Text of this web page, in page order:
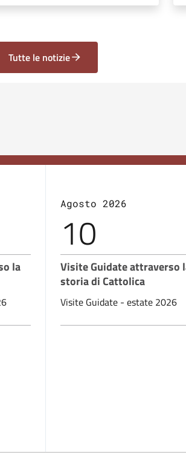
Tutte le notizie
la
Agosto 2026
10
Visite Guidate attraverso
storia di Cattolica
Visite Guidate - estate 2026